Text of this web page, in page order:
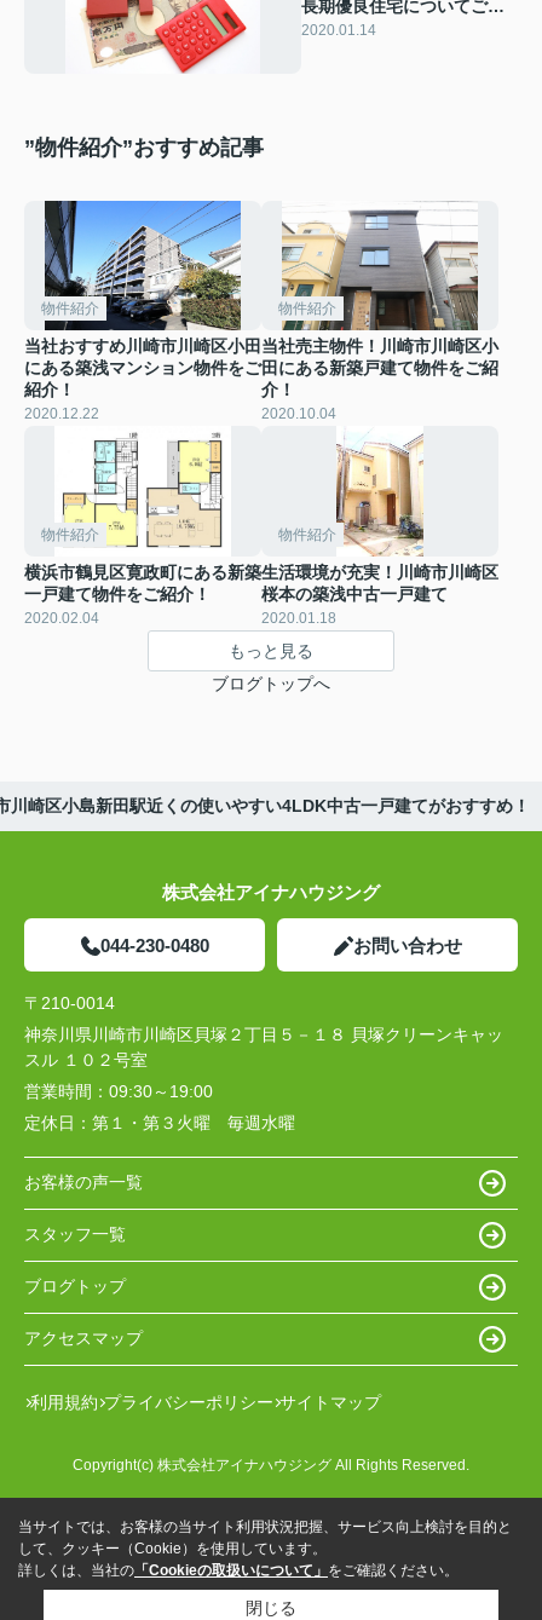
長期優良住宅についてご紹
介します
2020.01.14
”物件紹介”おすすめ記事
物件紹介
当社おすすめ川崎市川崎区小田
にある築浅マンション物件をご
紹介！
2020.12.22
物件紹介
当社売主物件！川崎市川崎区小
田にある新築戸建て物件をご紹
介！
2020.10.04
物件紹介
横浜市鶴見区寛政町にある新築
一戸建て物件をご紹介！
2020.02.04
物件紹介
生活環境が充実！川崎市川崎区
桜本の築浅中古一戸建て
2020.01.18
もっと見る
ブログトップへ
川崎区小島新田駅近くの使いやすい4LDK中古一戸建てがおすすめ！
株式会社アイナハウジング
044-230-0480 お問い合わせ
〒210-0014
神奈川県川崎市川崎区貝塚２丁目５－１８ 貝塚クリーンキャッ
スル １０２号室
営業時間： 09:30～19:00
定休日： 第１・第３火曜 毎週水曜
お客様の声一覧
スタッフ一覧
ブログトップ
アクセスマップ
利用規約 プライバシーポリシー サイトマップ
Copyright(c) 株式会社アイナハウジング All Rights Reserved.
当サイトでは、お客様の当サイト利用状況把握、サービス向上検討を目的と
して、クッキー（Cookie）を使用しています。
詳しくは、当社の 「Cookieの取扱いについて」 をご確認ください。
閉じる